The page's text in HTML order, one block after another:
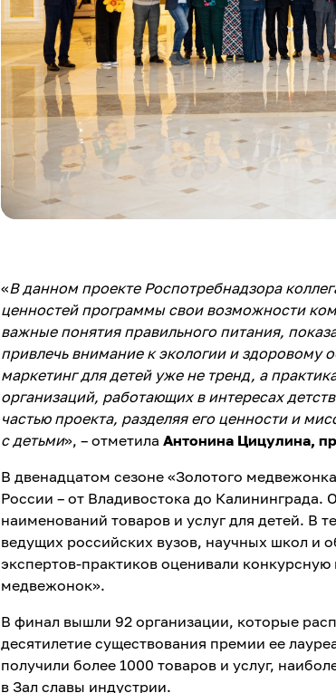
«В данном проекте Роспотребнадзора
ценностей программы свои возможности
важные понятия правильного питания,
привлечь внимание к экологии и здоровому
маркетинг для детей уже не тренд, а
организаций, работающих в интересах
частью проекта, разделяя его ценности и
с детьми», – отметила Антонина Цицулина,
В двенадцатом сезоне «Золотого
России – от Владивостока до
наименований товаров и услуг для детей. В
ведущих российских вузов, научных школ и
экспертов-практиков оценивали
медвежонок».
В финал вышли 92 организации, которые
десятилетие существования премии ее
получили более 1000 товаров и услуг,
в Зал славы индустрии.